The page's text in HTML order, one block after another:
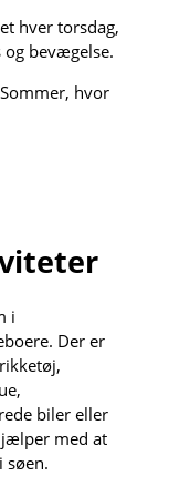
hver torsdag,
bevægelse.
hvor
i
Der er
biler eller
med at
søen.